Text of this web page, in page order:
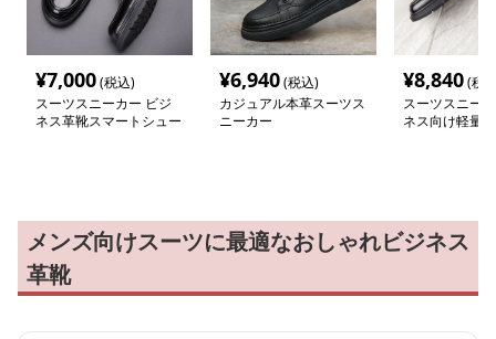
¥7,000(税込)
スーツスニーカー ビジ
ネス革靴スマートシュー
¥6,940(税込)
カジュアル本革スーツス
ニーカー
¥8,840(税
スーツスニー
ネス向け軽量
メンズ向けスーツに最適なおしゃれビジネス
革靴